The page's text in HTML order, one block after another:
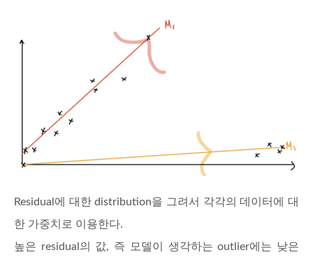
Residual에 대한 distribution을 그려서 각각의 데이터에 대
한 가중치로 이용한다.
높은 residual의 값, 즉 모델이 생각하는 outlier에는 낮은